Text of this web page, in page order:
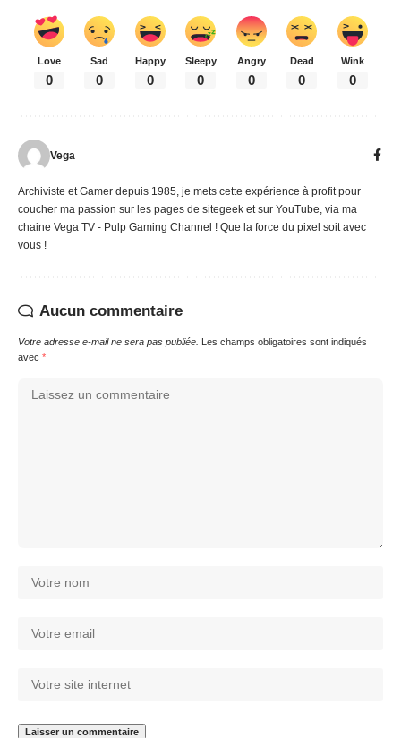
Love
0
Sad
0
Happy
0
Sleepy
0
Angry
0
Dead
0
Wink
0
Vega
Archiviste et Gamer depuis 1985, je mets cette expérience à profit pour
coucher ma passion sur les pages de sitegeek et sur YouTube, via ma
chaine Vega TV - Pulp Gaming Channel ! Que la force du pixel soit avec
vous !
Aucun commentaire
Votre adresse e-mail ne sera pas publiée. Les champs obligatoires sont indiqués
avec *